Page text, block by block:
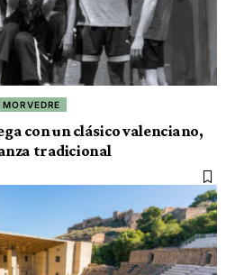
con un clásico valenciano,
tradicional